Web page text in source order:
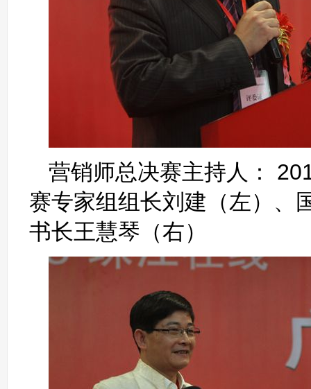
营销师总决赛主持人：
赛专家组组长刘建（左）、
书长王慧琴（右）